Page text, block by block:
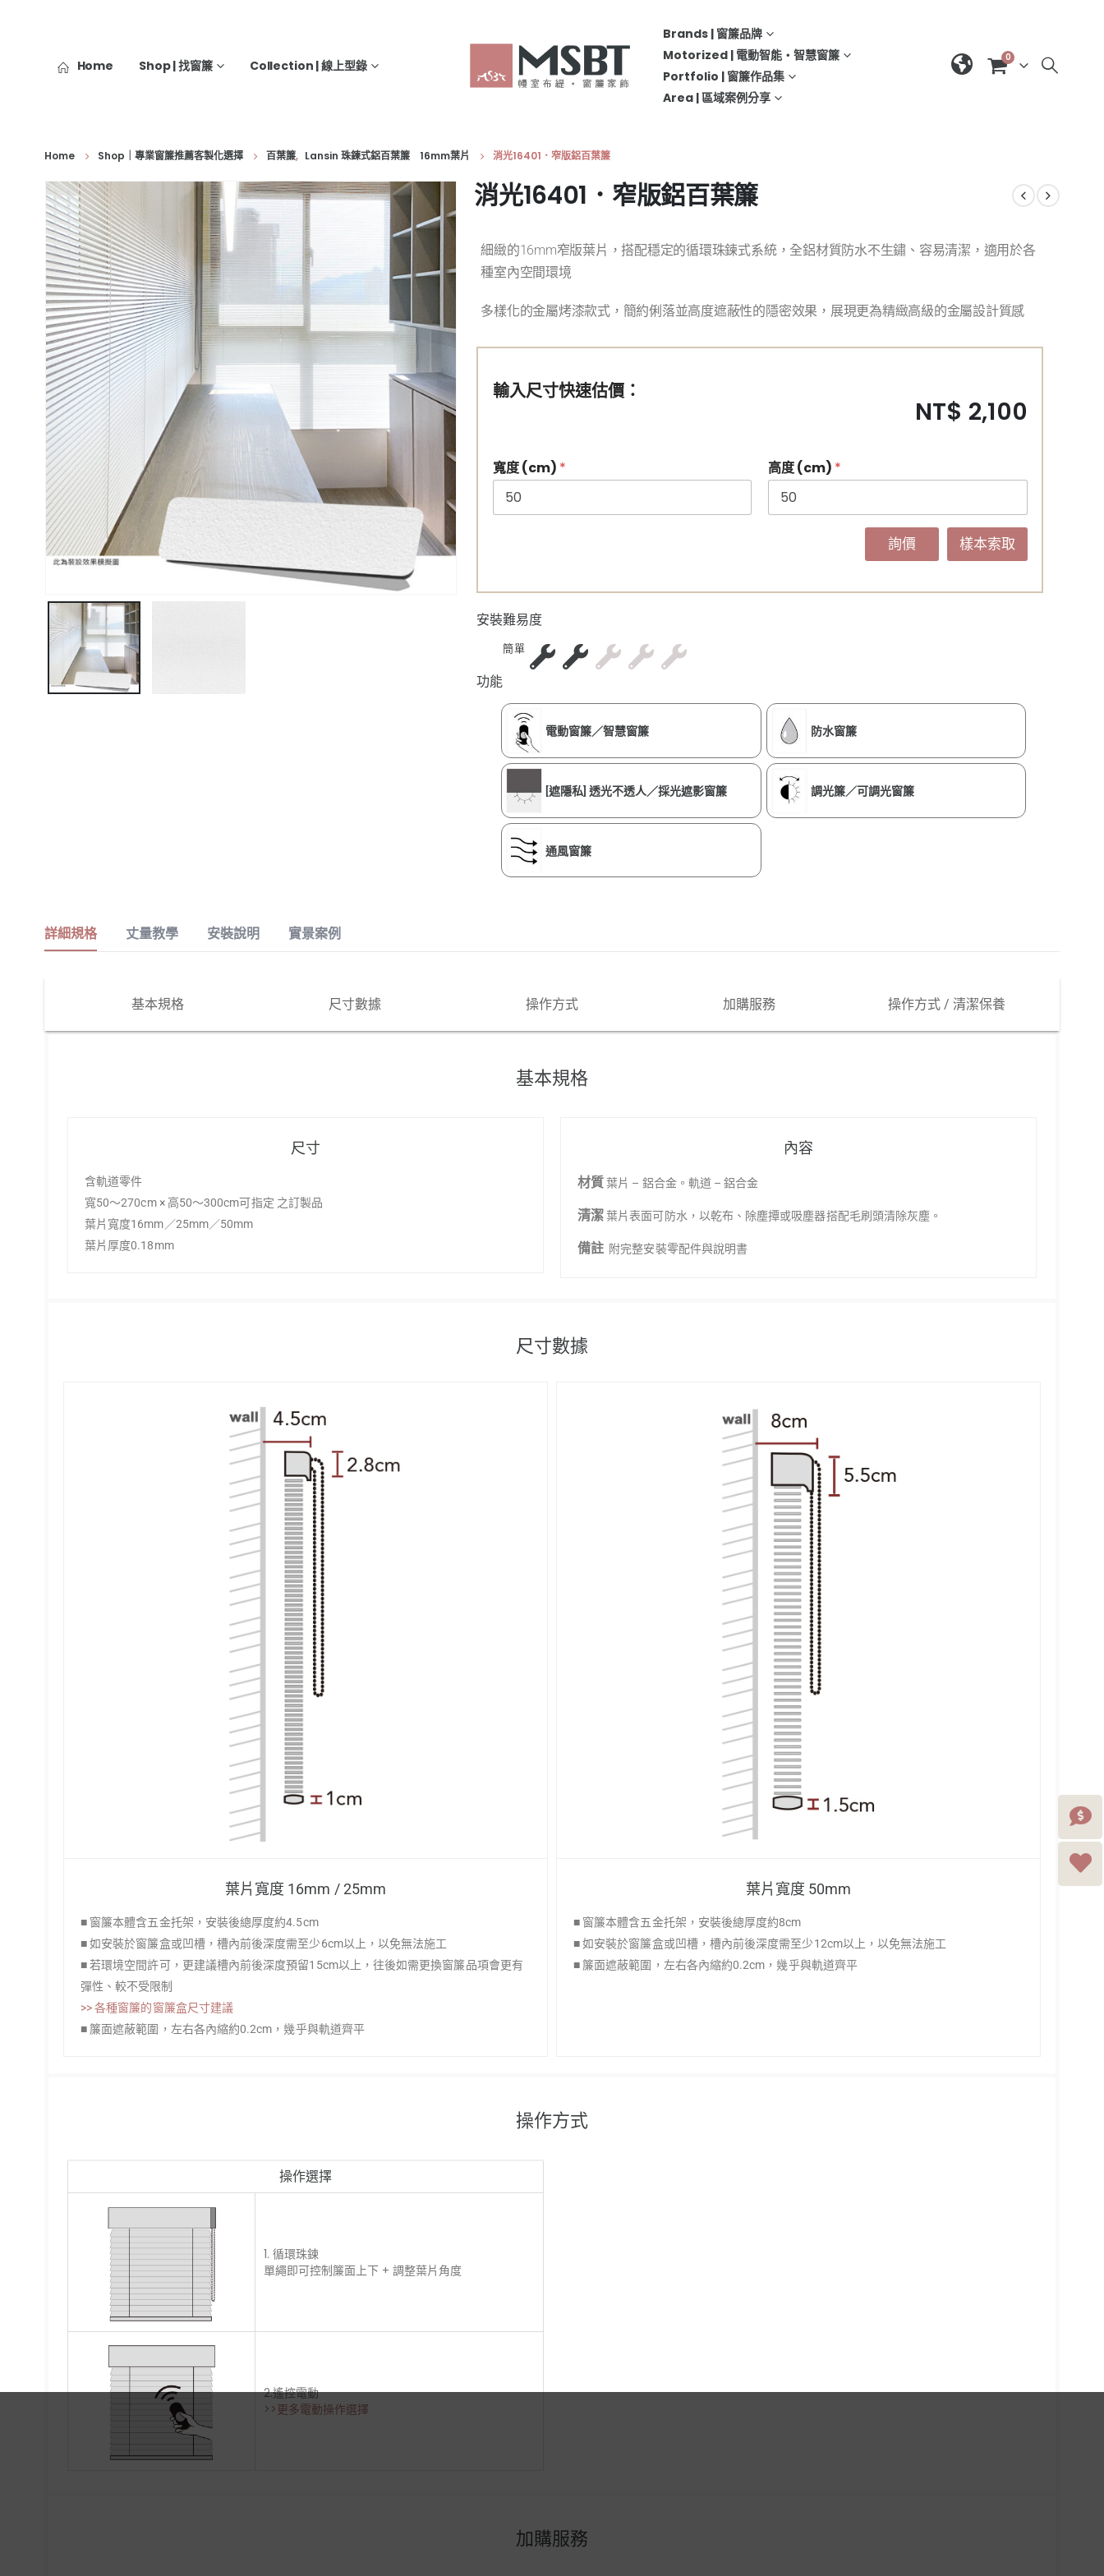
Home Shop | 找窗簾 Collection | 線上型錄
Brands | 窗簾品牌
Motorized | 電動智能‧智慧窗簾
Portfolio | 窗簾作品集
Area | 區域案例分享
0
Home Shop｜專業窗簾推薦客製化選擇 百葉簾, Lansin 珠鍊式鋁百葉簾 16mm葉片 消光16401．窄版鋁百葉簾
消光16401．窄版鋁百葉簾
細緻的16mm窄版葉片，搭配穩定的循環珠鍊式系統，全鋁材質防水不生鏽、容易清潔，適用於各
種室內空間環境
多樣化的金屬烤漆款式，簡約俐落並高度遮蔽性的隱密效果，展現更為精緻高級的金屬設計質感
輸入尺寸快速估價：
NT$ 2,100
寬度 (cm) * 高度 (cm) *
詢價 樣本索取
安裝難易度
簡單
功能
電動窗簾／智慧窗簾 防水窗簾
[遮隱私] 透光不透人／採光遮影窗簾 調光簾／可調光窗簾
通風窗簾
詳細規格 丈量教學 安裝說明 實景案例
基本規格 尺寸數據 操作方式 加購服務 操作方式 / 清潔保養
基本規格
尺寸
含軌道零件
寬50～270cm × 高50～300cm可指定 之訂製品
葉片寬度16mm／25mm／50mm
葉片厚度0.18mm
內容
材質葉片 – 鋁合金。軌道 – 鋁合金
清潔葉片表面可防水，以乾布、除塵撢或吸塵器搭配毛刷頭清除灰塵。
備註 附完整安裝零配件與說明書
尺寸數據
葉片寬度 16mm / 25mm
■ 窗簾本體含五金托架，安裝後總厚度約4.5cm
■ 如安裝於窗簾盒或凹槽，槽內前後深度需至少6cm以上，以免無法施工
■ 若環境空間許可，更建議槽內前後深度預留15cm以上，往後如需更換窗簾品項會更有
彈性、較不受限制
>> 各種窗簾的窗簾盒尺寸建議
■ 簾面遮蔽範圍，左右各內縮約0.2cm，幾乎與軌道齊平
葉片寬度 50mm
■ 窗簾本體含五金托架，安裝後總厚度約8cm
■ 如安裝於窗簾盒或凹槽，槽內前後深度需至少12cm以上，以免無法施工
■ 簾面遮蔽範圍，左右各內縮約0.2cm，幾乎與軌道齊平
操作方式
操作選擇
1. 循環珠鍊
單繩即可控制簾面上下 + 調整葉片角度
2.遙控電動
>>更多電動操作選擇
加購服務